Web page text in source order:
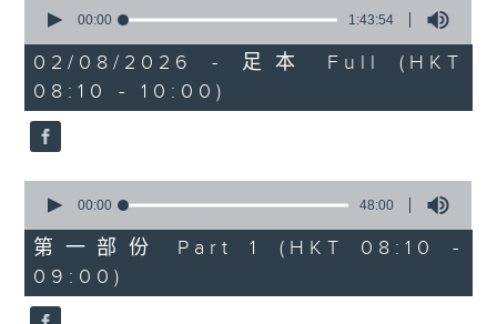
活色生香
天外人
seconds
1
hour,
43
minutes,
54
seconds
00:00 1:43:54
02/08/2026 - 足本 Full (HKT
08:10 - 10:00)
seconds
48
minutes,
0
seconds
00:00 48:00
第一部份 Part 1 (HKT 08:10 -
09:00)